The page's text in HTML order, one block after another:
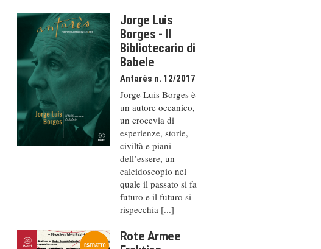
Jorge Luis
Borges - Il
Bibliotecario di
Babele
Antarès n. 12/2017
Jorge Luis Borges è
un autore oceanico,
un crocevia di
esperienze, storie,
civiltà e piani
dell’essere, un
caleido­scopio nel
quale il passato si fa
futuro e il futuro si
rispecchia [...]
Rote Armee